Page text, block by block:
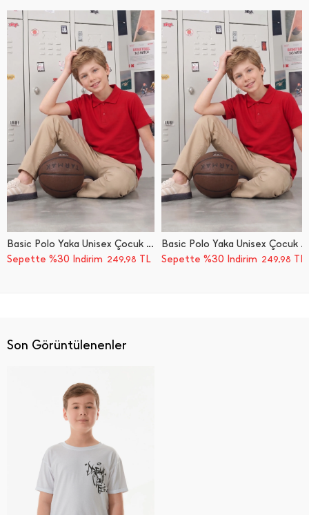
Basic Polo Yaka Unisex Çocuk Tişört
Sepette %30 İndirim 249,98 TL
Basic Polo Yaka Unisex Çocuk Tişört
Sepette %30 İndirim 249,98 TL
Son Görüntülenenler